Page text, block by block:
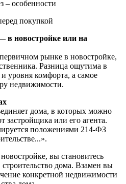
– особенности
покупкой
в новостройке или на
рынке в новостройке,
Разница ощутима в
уровня комфорта, а самое
недвижимости.
дома, в которых можно
застройщика или его агента.
положениями 214-ФЗ
вы становитесь
дома. Взамен вы
конкретной недвижимости